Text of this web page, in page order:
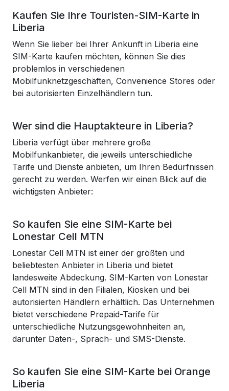
Kaufen Sie Ihre Touristen-SIM-Karte in
Liberia
Wenn Sie lieber bei Ihrer Ankunft in Liberia eine
SIM-Karte kaufen möchten, können Sie dies
problemlos in verschiedenen
Mobilfunknetzgeschäften, Convenience Stores oder
bei autorisierten Einzelhändlern tun.
Wer sind die Hauptakteure in Liberia?
Liberia verfügt über mehrere große
Mobilfunkanbieter, die jeweils unterschiedliche
Tarife und Dienste anbieten, um Ihren Bedürfnissen
gerecht zu werden. Werfen wir einen Blick auf die
wichtigsten Anbieter:
So kaufen Sie eine SIM-Karte bei
Lonestar Cell MTN
Lonestar Cell MTN ist einer der größten und
beliebtesten Anbieter in Liberia und bietet
landesweite Abdeckung. SIM-Karten von Lonestar
Cell MTN sind in den Filialen, Kiosken und bei
autorisierten Händlern erhältlich. Das Unternehmen
bietet verschiedene Prepaid-Tarife für
unterschiedliche Nutzungsgewohnheiten an,
darunter Daten-, Sprach- und SMS-Dienste.
So kaufen Sie eine SIM-Karte bei Orange
Liberia